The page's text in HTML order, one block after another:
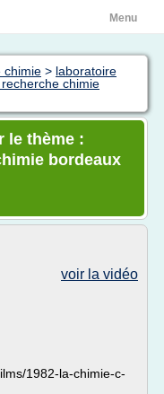
Menu
chimie > laboratoire
chimie
le thème :
bordeaux
voir la vidéo
1982-la-chimie-c-